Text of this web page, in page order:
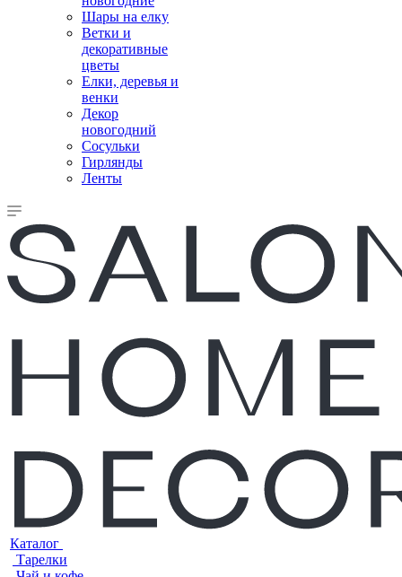
Шары на елку
Ветки и
декоративные
цветы
Елки, деревья и
венки
Декор
новогодний
Сосульки
Гирлянды
Ленты
Каталог
Тарелки